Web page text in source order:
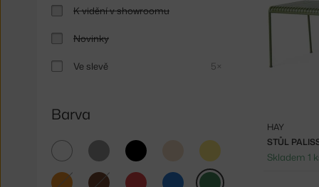
K vidění v showroomu
Novinky
Ve slevě 5×
Barva
bílá šedá černá žlutá
oranžováhnědá červená modrá zelená
STŮL
HAY
Skladem 1